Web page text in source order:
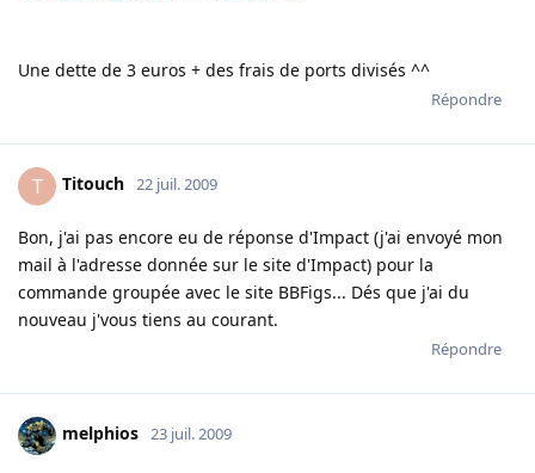
Une dette de 3 euros + des frais de ports divisés ^^
Répondre
T Titouch 22 juil. 2009
Bon, j'ai pas encore eu de réponse d'Impact (j'ai envoyé mon
mail à l'adresse donnée sur le site d'Impact) pour la
commande groupée avec le site BBFigs... Dés que j'ai du
nouveau j'vous tiens au courant.
Répondre
melphios 23 juil. 2009